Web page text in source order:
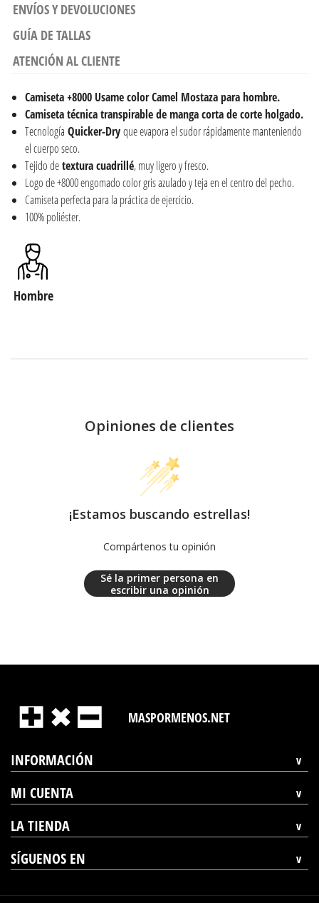
ENVÍOS Y DEVOLUCIONES
GUÍA DE TALLAS
ATENCIÓN AL CLIENTE
Camiseta +8000 Usame color Camel Mostaza para hombre.
Camiseta técnica transpirable de manga corta de corte holgado.
Tecnología Quicker-Dryque evapora el sudor rápidamente manteniendo
el cuerpo seco.
Tejido detextura cuadrillé, muy ligero y fresco.
Logo de +8000 engomado color gris azulado y teja en el centro del pecho.
Camiseta perfecta para la práctica de ejercicio.
100% poliéster.
Hombre
Opiniones de clientes
¡Estamos buscando estrellas!
Compártenos tu opinión
Sé la primer persona en
escribir una opinión
MASPORMENOS.NET
INFORMACIÓN
MI CUENTA
LA TIENDA
SÍGUENOS EN